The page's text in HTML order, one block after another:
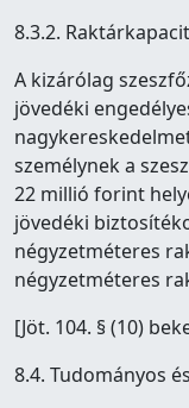
8.3.2.
A kizárólag
jövedéki
személynek a
22 millió forint
jövedéki
négyzetméteres
négyzetméteres
[Jöt. 104. § (10)
8.4. Tudományos